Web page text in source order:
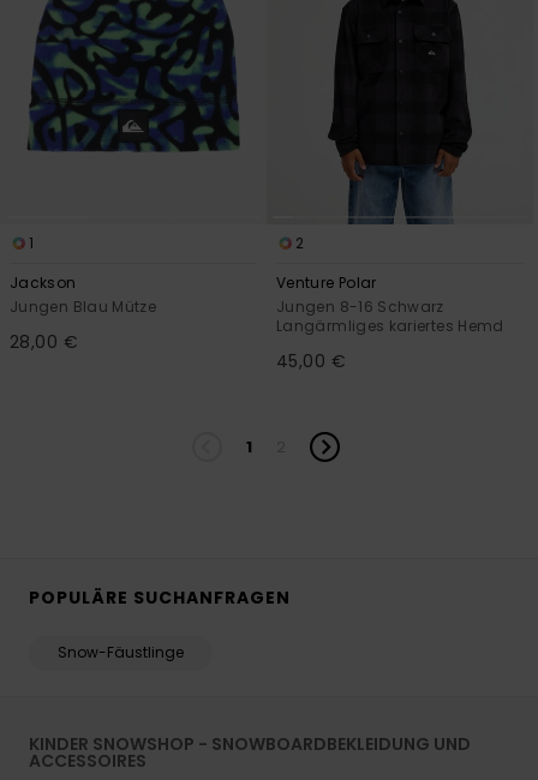
1
Jackson
Jungen Blau Mütze
28,00 €
2
Venture Polar
Jungen 8-16 Schwarz
Langärmliges kariertes Hemd
45,00 €
1
POPULÄRE SUCHANFRAGEN
Snow-Fäustlinge
KINDER SNOWSHOP - SNOWBOARDBEKLEIDUNG UND
ACCESSOIRES